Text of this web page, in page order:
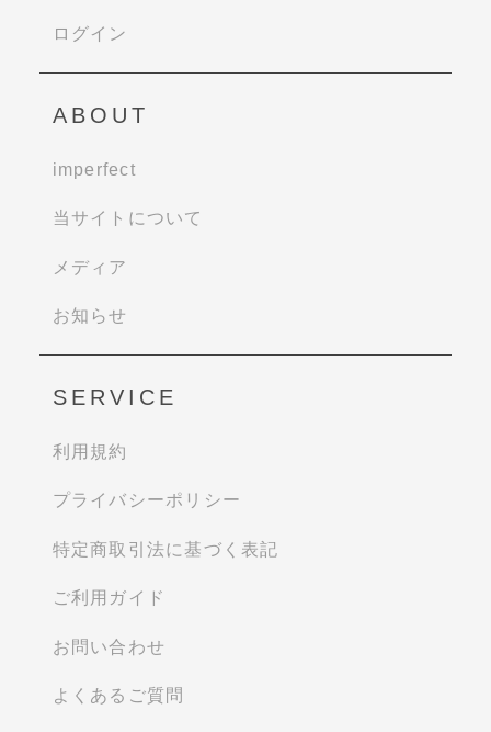
ログイン
ABOUT
imperfect
当サイトについて
メディア
お知らせ
SERVICE
利用規約
プライバシーポリシー
特定商取引法に基づく表記
ご利用ガイド
お問い合わせ
よくあるご質問